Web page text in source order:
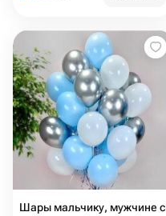
Шары мальчику, мужчине с